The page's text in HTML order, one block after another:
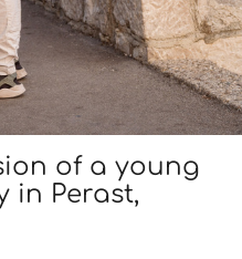
of a young
in Perast,